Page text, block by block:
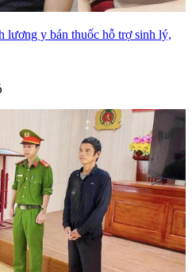
lương y bán thuốc hỗ trợ sinh lý,